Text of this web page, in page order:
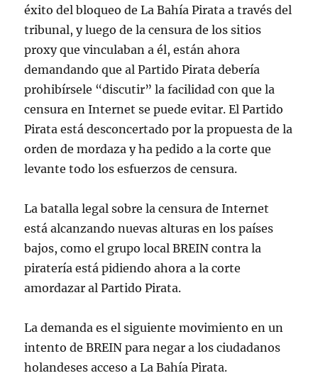
éxito del bloqueo de La Bahía Pirata a través del
tribunal, y luego de la censura de los sitios
proxy que vinculaban a él, están ahora
demandando que al Partido Pirata debería
prohibírsele “discutir” la facilidad con que la
censura en Internet se puede evitar. El Partido
Pirata está desconcertado por la propuesta de la
orden de mordaza y ha pedido a la corte que
levante todo los esfuerzos de censura.
La batalla legal sobre la censura de Internet
está alcanzando nuevas alturas en los países
bajos, como el grupo local BREIN contra la
piratería está pidiendo ahora a la corte
amordazar al Partido Pirata.
La demanda es el siguiente movimiento en un
intento de BREIN para negar a los ciudadanos
holandeses acceso a La Bahía Pirata.